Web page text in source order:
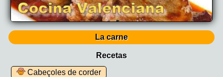
La carne
Recetas
Cabeçoles de corder